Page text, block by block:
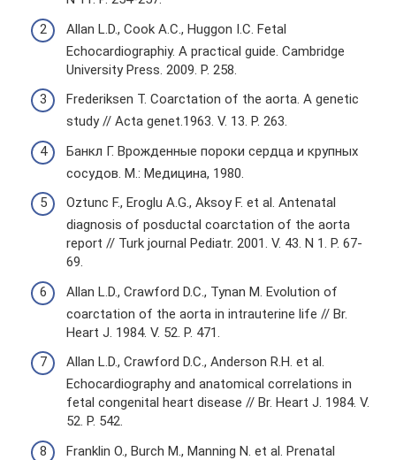
Allan L.D., Cook A.C., Huggon I.C. Fetal
Echocardiographiy. A practical guide. Cambridge
University Press. 2009. P. 258.
Frederiksen T. Coarctation of the aorta. A genetic
study // Acta genet.1963. V. 13. Р. 263.
Банкл Г. Врожденные пороки сердца и крупных
сосудов. М.: Медицина, 1980.
Oztunc F., Eroglu A.G., Aksoy F. et al. Antenatal
diagnosis of posductal coarctation of the aorta
report // Turk journal Pediatr. 2001. V. 43. N 1. P. 67-
69.
Allan L.D., Crawford D.C., Tynan M. Evolution of
coarctation of the aorta in intrauterine life // Br.
Heart J. 1984. V. 52. P. 471.
Allan L.D., Crawford D.C., Anderson R.H. et al.
Echocardiography and anatomical correlations in
fetal congenital heart disease // Br. Heart J. 1984. V.
52. P. 542.
Franklin O., Burch M., Manning N. et al. Prenatal